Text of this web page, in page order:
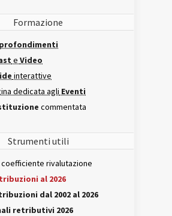
Formazione
e Video
interattive
dedicata agli Eventi
commentata
Strumenti utili
coefficiente rivalutazione
al 2026
dal 2002 al 2026
retributivi 2026